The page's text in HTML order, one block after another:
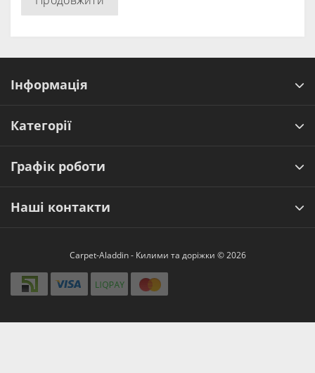
Інформація
Категорії
Графік роботи
Наші контакти
Carpet-Aladdin - Килими та доріжки © 2026